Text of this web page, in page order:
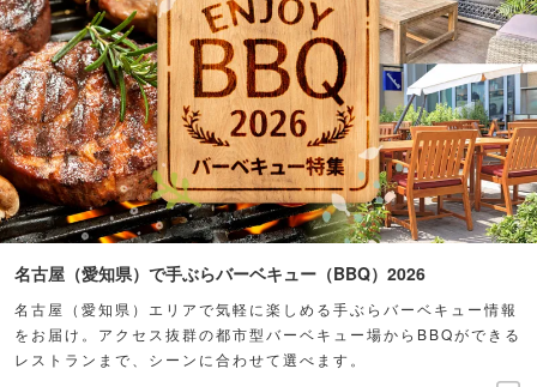
名古屋（愛知県）で手ぶらバーベキュー（BBQ）2026
名古屋（愛知県）エリアで気軽に楽しめる手ぶらバーベキュー情報
をお届け。アクセス抜群の都市型バーベキュー場からBBQができる
レストランまで、シーンに合わせて選べます。